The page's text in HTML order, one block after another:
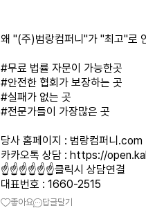
왜 "(주)범랑컴퍼니"가 "최고"로
#무료 법률 자문이 가능한곳
#안전한 협회가 보장하는 곳
#실패가 없는 곳
#전문가들이 가장많은 곳
당사 홈페이지 : 범랑컴퍼니.com
카카오톡 상담 : https://
☝️☝️☝️☝️☝️☝️클릭시 상담연결
대표번호 : 1660-2515
좋아요 답글달기